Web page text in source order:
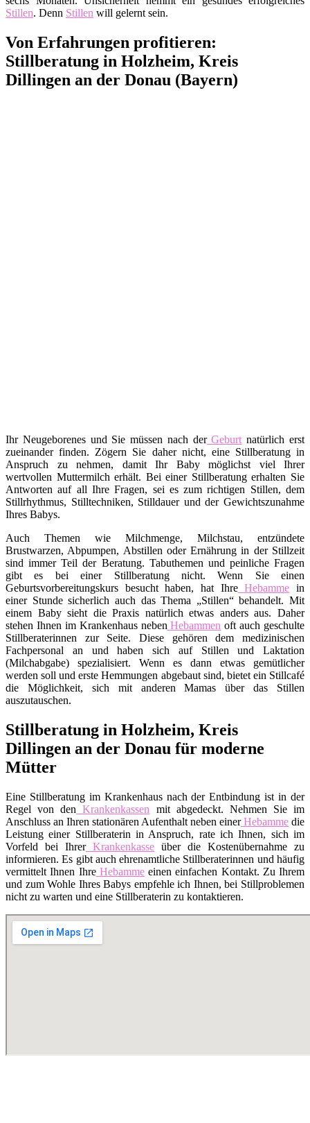
Stillen. Denn Stillen will gelernt sein.
Von Erfahrungen profitieren:
Stillberatung in Holzheim, Kreis
Dillingen an der Donau (Bayern)
Ihr Neugeborenes und Sie müssen nach derGeburt natürlich erst
zueinander finden. Zögern Sie daher nicht, eine Stillberatung in
Anspruch zu nehmen, damit Ihr Baby möglichst viel Ihrer
wertvollen Muttermilch erhält. Bei einer Stillberatung erhalten Sie
Antworten auf all Ihre Fragen, sei es zum richtigen Stillen, dem
Stillrhythmus, Stilltechniken, Stilldauer und der Gewichtszunahme
Ihres Babys.
Auch Themen wie Milchmenge, Milchstau, entzündete
Brustwarzen, Abpumpen, Abstillen oder Ernährung in der Stillzeit
sind immer Teil der Beratung. Tabuthemen und peinliche Fragen
gibt es bei einer Stillberatung nicht. Wenn Sie einen
Geburtsvorbereitungskurs besucht haben, hat IhreHebamme in
einer Stunde sicherlich auch das Thema „Stillen“ behandelt. Mit
einem Baby sieht die Praxis natürlich etwas anders aus. Daher
stehen Ihnen im Krankenhaus neben Hebammen oft auch geschulte
Stillberaterinnen zur Seite. Diese gehören dem medizinischen
Fachpersonal an und haben sich auf Stillen und Laktation
(Milchabgabe) spezialisiert. Wenn es dann etwas gemütlicher
werden soll und erste Hemmungen abgebaut sind, bietet ein Stillcafé
die Möglichkeit, sich mit anderen Mamas über das Stillen
auszutauschen.
Stillberatung in Holzheim, Kreis
Dillingen an der Donau für moderne
Mütter
Eine Stillberatung im Krankenhaus nach der Entbindung ist in der
Regel von den Krankenkassen mit abgedeckt. Nehmen Sie im
Anschluss an Ihren stationären Aufenthalt neben einerHebamme die
Leistung einer Stillberaterin in Anspruch, rate ich Ihnen, sich im
Vorfeld bei IhrerKrankenkasse über die Kostenübernahme zu
informieren. Es gibt auch ehrenamtliche Stillberaterinnen und häufig
vermittelt Ihnen IhreHebammeeinen einfachen Kontakt. Zu Ihrem
und zum Wohle Ihres Babys empfehle ich Ihnen, bei Stillproblemen
nicht zu warten und eine Stillberaterin zu kontaktieren.